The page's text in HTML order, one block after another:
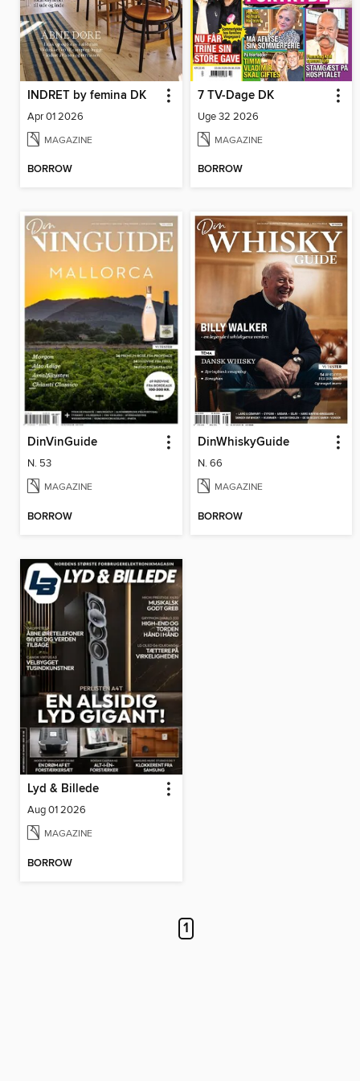
INDRET by femina DK
Apr 01 2026
MAGAZINE
BORROW
7 TV-Dage DK
Uge 32 2026
MAGAZINE
BORROW
DinVinGuide
N. 53
MAGAZINE
BORROW
DinWhiskyGuide
N. 66
MAGAZINE
BORROW
Lyd & Billede
Aug 01 2026
MAGAZINE
BORROW
1